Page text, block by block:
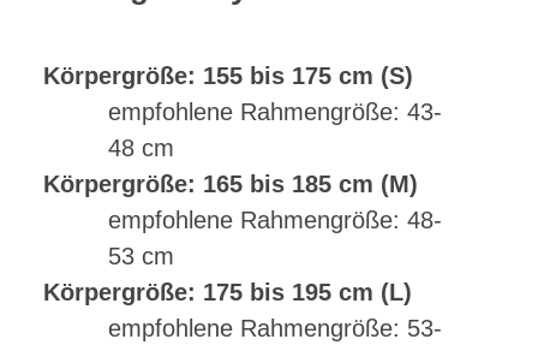
Körpergröße: 155 bis 175 cm (S)
empfohlene Rahmengröße: 43-
48 cm
Körpergröße: 165 bis 185 cm (M)
empfohlene Rahmengröße: 48-
53 cm
Körpergröße: 175 bis 195 cm (L)
empfohlene Rahmengröße: 53-